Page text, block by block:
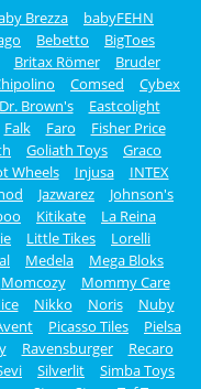
Brezza
babyFEHN
Bebetto
BigToes
Britax Römer
Bruder
Comsed
Cybex
Dr. Brown's
Eastcolight
Falk Faro
Fisher Price
Goliath Toys
Graco
Wheels Injusa
INTEX
Jazwarez
Johnson's
Kitikate
La Reina
Little Tikes
Lorelli
Medela
Mega Bloks
Momcozy
Mommy Care
Nikko Noris
Nuby
Picasso Tiles
Pielsa
Ravensburger
Recaro
Silverlit
Simba Toys